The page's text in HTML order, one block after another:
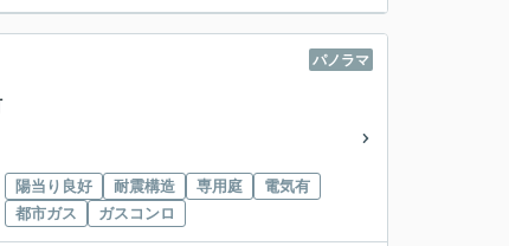
パノラマ
陽当り良好 耐震構造 専用庭
電気有
都市ガス
ガスコンロ